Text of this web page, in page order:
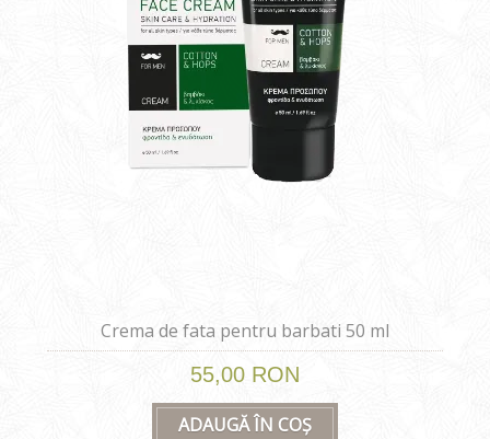
ADAUGĂ ÎN COȘ
Crema de fata pentru barbati 50 ml
55,00 RON